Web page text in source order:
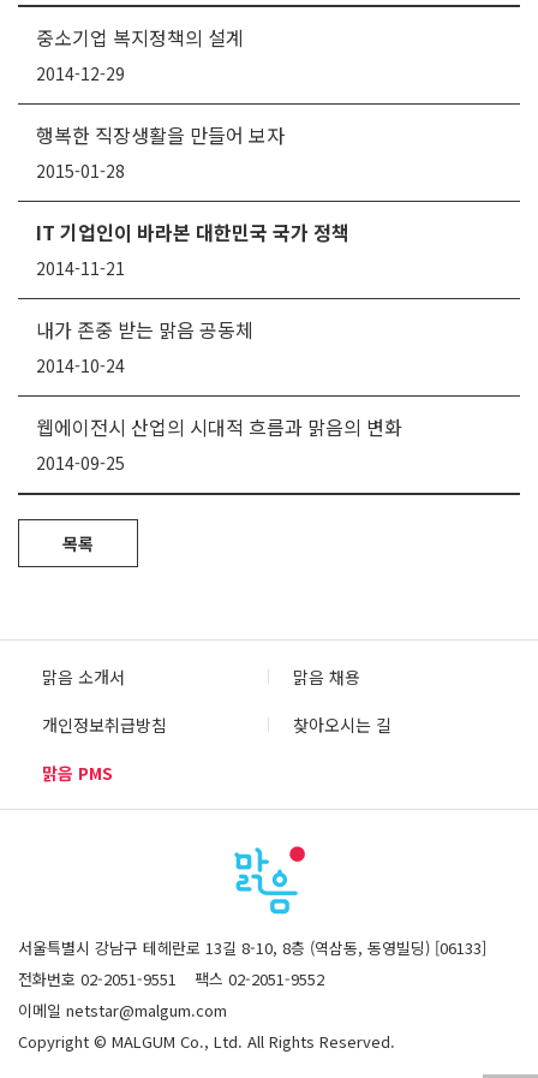
중소기업 복지정책의 설계
2014-12-29
행복한 직장생활을 만들어 보자
2015-01-28
IT 기업인이 바라본 대한민국 국가 정책
2014-11-21
내가 존중 받는 맑음 공동체
2014-10-24
웹에이전시 산업의 시대적 흐름과 맑음의 변화
2014-09-25
목록
맑음 소개서
맑음 채용
개인정보취급방침
찾아오시는 길
맑음 PMS
서울특별시 강남구 테헤란로 13길 8-10, 8층 (역삼동, 동영빌딩) [06133]
전화번호 02-2051-9551
팩스 02-2051-9552
이메일 netstar@malgum.com
Copyright © MALGUM Co., Ltd. All Rights Reserved.